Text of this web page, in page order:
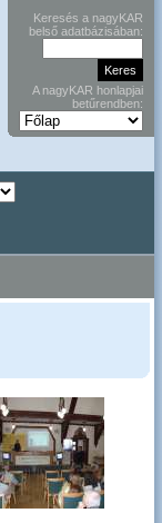
Keresés a nagyKAR
belső adatbázisában:
A nagyKAR honlapjai
betűrendben: